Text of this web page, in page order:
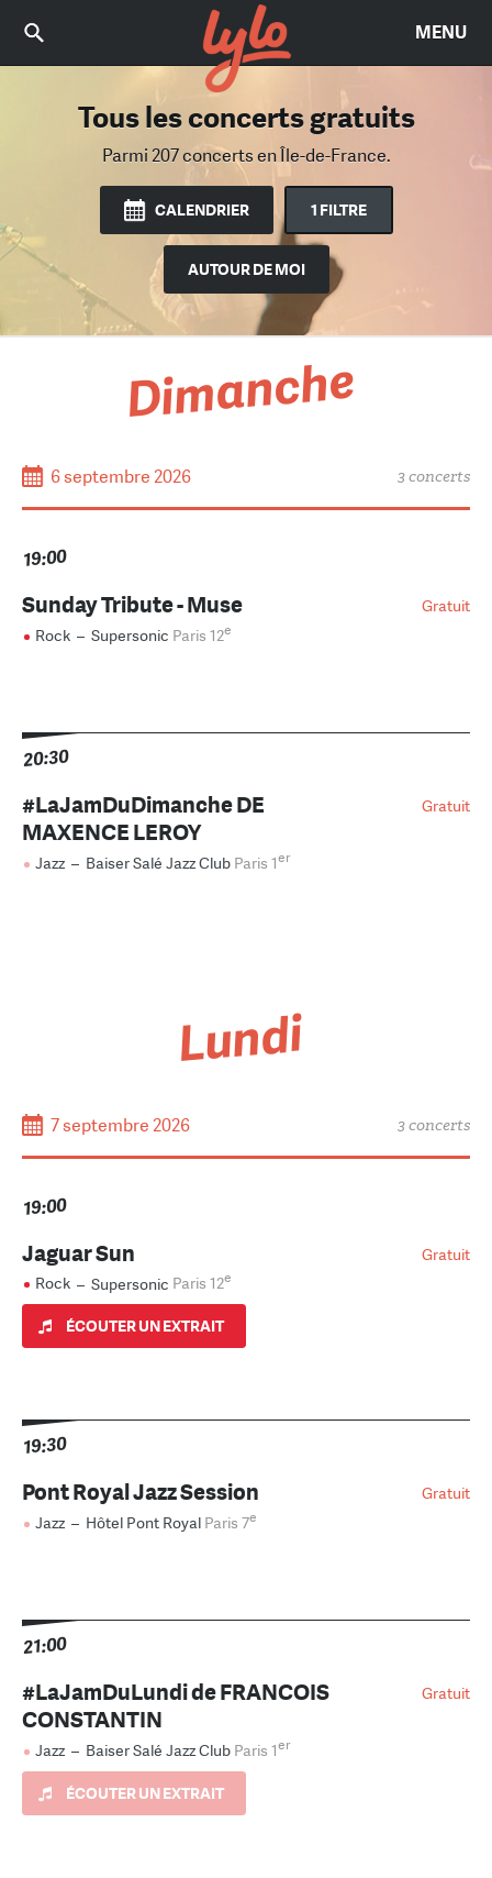
MENU
Tous les concerts gratuits
Parmi 207 concertsen Île-de-France.
Trouvez le bon concert
Parmi 2015 concertsen Île-de-France.
CALENDRIER 1 FILTRE
AUTOUR DE MOI
Dimanche
6 septembre 2026 3 concerts
19:00
Gratuit
Sunday Tribute - Muse
Rock – Supersonic Paris 12e
20:30
Gratuit
#LaJamDuDimanche DE
MAXENCE LEROY
Jazz – Baiser Salé Jazz Club Paris 1er
Lundi
7 septembre 2026 3 concerts
19:00
Gratuit
Jaguar Sun
Rock – Supersonic Paris 12e
ÉCOUTER UN EXTRAIT
19:30
Gratuit
Pont Royal Jazz Session
Jazz – Hôtel Pont Royal Paris 7e
21:00
Gratuit
#LaJamDuLundi de FRANCOIS
CONSTANTIN
Jazz – Baiser Salé Jazz Club Paris 1er
ÉCOUTER UN EXTRAIT